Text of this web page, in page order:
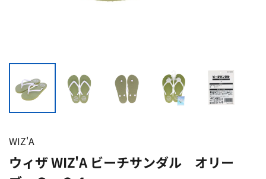
WIZ'A
ウィザ WIZ'A ビーチサンダル オリー